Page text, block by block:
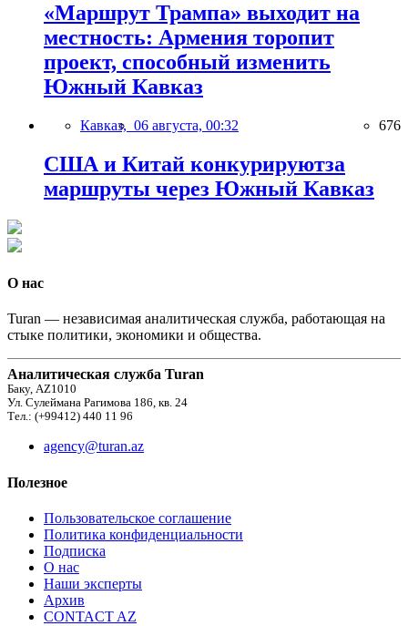
«Маршрут Трампа» выходит на
местность: Армения торопит
проект, способный изменить
Южный Кавказ
Кавказ, 06 августа, 00:32 676
США и Китай конкурируютза
маршруты через Южный Кавказ
О нас
Turan — независимая аналитическая служба, работающая на
стыке политики, экономики и общества.
Аналитическая служба Turan
Баку, AZ1010
Ул. Сулеймана Рагимова 186, кв. 24
Тел.: (+99412) 440 11 96
agency@turan.az
Полезное
Пользовательское соглашение
Политика конфиденциальности
Подписка
О нас
Наши эксперты
Архив
CONTACT AZ